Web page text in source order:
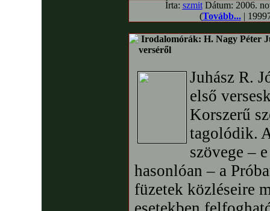
Írta: szmitDátum: 2006.
(Tovább...|
Irodalomórák: H. Nagy Péter
verséről
Juhász R.
első
Korszerű
tagolódik.
szövege –
hasonlóan – a
füzetek közléseire